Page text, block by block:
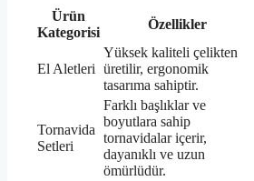
Ürün
Kategorisi
Özellikler
El Aletleri
Yüksek kaliteli çelikten
üretilir, ergonomik
tasarıma sahiptir.
Tornavida
Setleri
Farklı başlıklar ve
boyutlara sahip
tornavidalar içerir,
dayanıklı ve uzun
ömürlüdür.